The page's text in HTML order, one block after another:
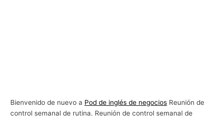
Bienvenido de nuevo a Pod de inglés de negocios Reunión de
control semanal de rutina. Reunión de control semanal de